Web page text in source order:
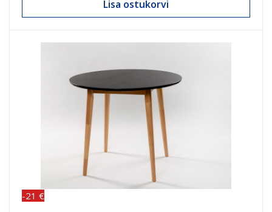
Lisa ostukorvi
-21 €